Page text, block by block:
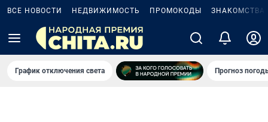
ВСЕ НОВОСТИ НЕДВИЖИМОСТЬ ПРОМОКОДЫ ЗНАКОМСТВА
График отключения света Прогноз